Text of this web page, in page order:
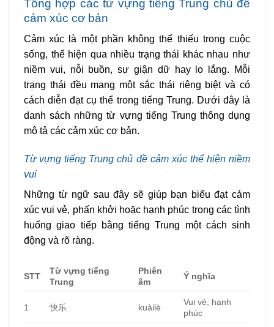
Tổng hợp các từ vựng tiếng Trung chủ đề
cảm xúc cơ bản
Cảm xúc là một phần không thể thiếu trong cuộc
sống, thể hiện qua nhiều trạng thái khác nhau như
niềm vui, nỗi buồn, sự giận dữ hay lo lắng. Mỗi
trạng thái đều mang một sắc thái riêng biệt và có
cách diễn đạt cụ thể trong tiếng Trung. Dưới đây là
danh sách những từ vựng tiếng Trung thông dụng
mô tả các cảm xúc cơ bản.
Từ vựng tiếng Trung chủ đề cảm xúc thể hiện niềm
vui
Những từ ngữ sau đây sẽ giúp bạn biểu đạt cảm
xúc vui vẻ, phấn khởi hoặc hạnh phúc trong các tình
huống giao tiếp bằng tiếng Trung một cách sinh
động và rõ ràng.
STT
Từ vựng tiếng
Trung
Phiên
âm
Ý nghĩa
1 快乐 kuàilè
Vui vẻ, hạnh
phúc